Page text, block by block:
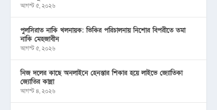
আগস্ট ৫, ২০২৬
পুলসিরাত নাকি খলনায়ক: ভিকির পরিচালনায় নিশোর বিপরীতে তমা
নাকি মেহজাবীন
আগস্ট ৫, ২০২৬
নিজ দলের কাছে অনলাইনে হেনস্তার শিকার হয়ে লাইভে জ্যোতিকা
জ্যোতির কান্না
আগস্ট ৪, ২০২৬